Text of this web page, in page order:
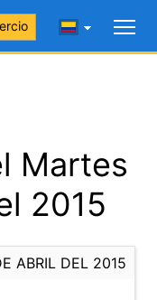
Martes
2015
ABRIL DEL 2015